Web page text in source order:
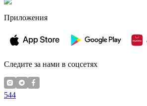
Приложения
Следите за нами в соцсетях
544